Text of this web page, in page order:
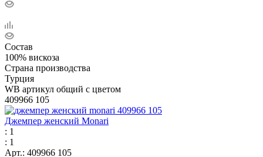
Состав
100% вискоза
Страна производства
Турция
WB артикул общий с цветом
409966 105
Джемпер женский Monari
: 1
: 1
Арт.: 409966 105